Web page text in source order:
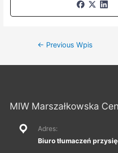
Nawigacja
← Previous Wpis
MIW Marszałkowska
Adres:
Biuro tłumaczeń